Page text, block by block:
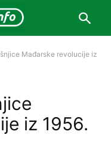
Mađarske revolucije iz
iz 1956.